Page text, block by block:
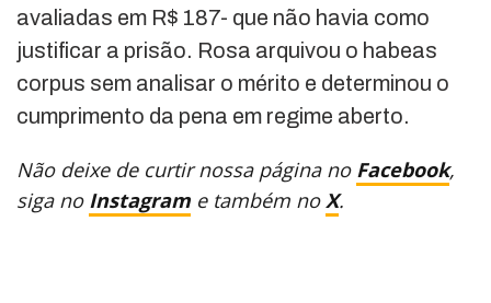
avaliadas em R$ 187- que não havia como
justificar a prisão. Rosa arquivou o habeas
corpus sem analisar o mérito e determinou o
cumprimento da pena em regime aberto.
Não deixe de curtir nossa página no Facebook,
siga no Instagram e também noX.